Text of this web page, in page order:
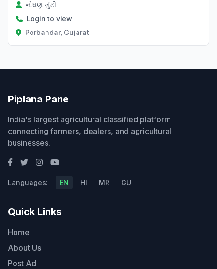
નોઘણ ખુંટી
Login to view
Porbandar, Gujarat
Piplana Pane
India's largest agricultural classified platform
connecting farmers, dealers, and agricultural
businesses.
Languages: EN HI MR GU
Quick Links
Home
About Us
Post Ad